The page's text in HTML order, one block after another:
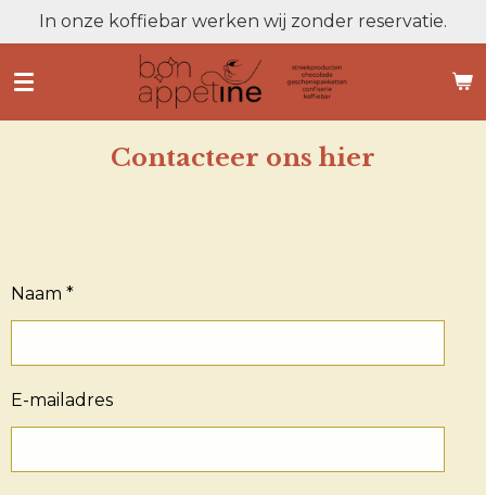
direct
naar
hoofdinhoud
In onze koffiebar werken wij zonder reservatie.
Contacteer ons hier
Naam *
E-mailadres